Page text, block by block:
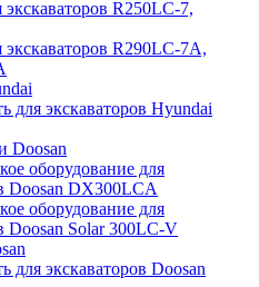
R250LC-7,
R290LC-7A,
для экскаваторов Hyundai
Doosan
оборудование для
Doosan DX300LCA
оборудование для
Doosan Solar 300LC-V
для экскаваторов Doosan